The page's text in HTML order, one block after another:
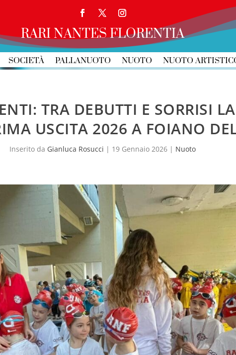
RARI NANTES FLORENTIA
SOCIETÀ PALLANUOTO NUOTO NUOTO
TRA DEBUTTI E SORRISI
USCITA 2026 A FOIANO
Inserito da Gianluca Rosucci | 19 Gennaio 2026| Nuoto